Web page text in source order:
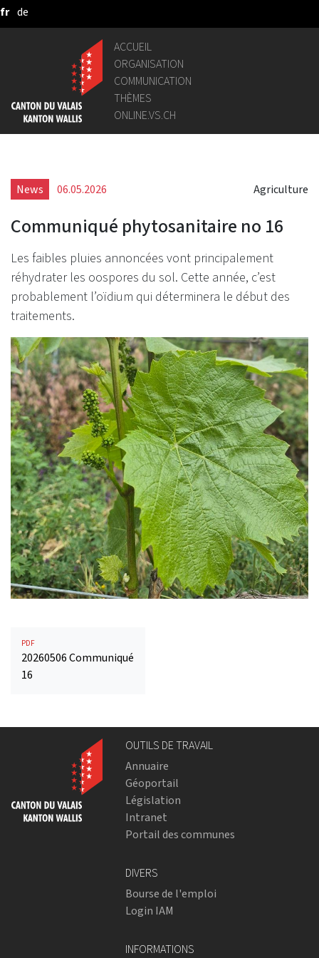
Saut au contenu principal
fr de
ACCUEIL
ORGANISATION
COMMUNICATION
THÈMES
ONLINE.VS.CH
News 06.05.2026 Agriculture
Communiqué phytosanitaire no 16
Les faibles pluies annoncées vont principalement
réhydrater les oospores du sol. Cette année, c’est
probablement l’oïdium qui déterminera le début des
traitements.
PDF
20260506 Communiqué
16
OUTILS DE TRAVAIL
Annuaire
Géoportail
Législation
Intranet
Portail des communes
DIVERS
Bourse de l'emploi
Login IAM
INFORMATIONS